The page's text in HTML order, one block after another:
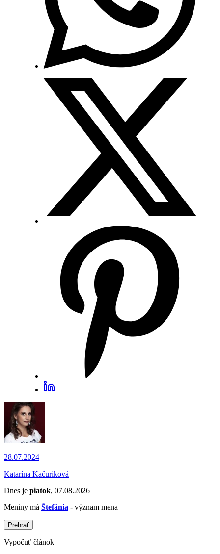
28.07.2024
Katarína Kačuriková
Dnes je piatok, 07.08.2026
Meniny má Štefánia - význam mena
Prehrať
Vypočuť článok